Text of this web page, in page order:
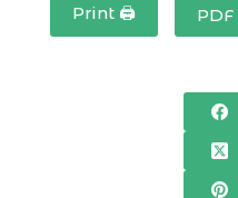
Print 🖨 PDF